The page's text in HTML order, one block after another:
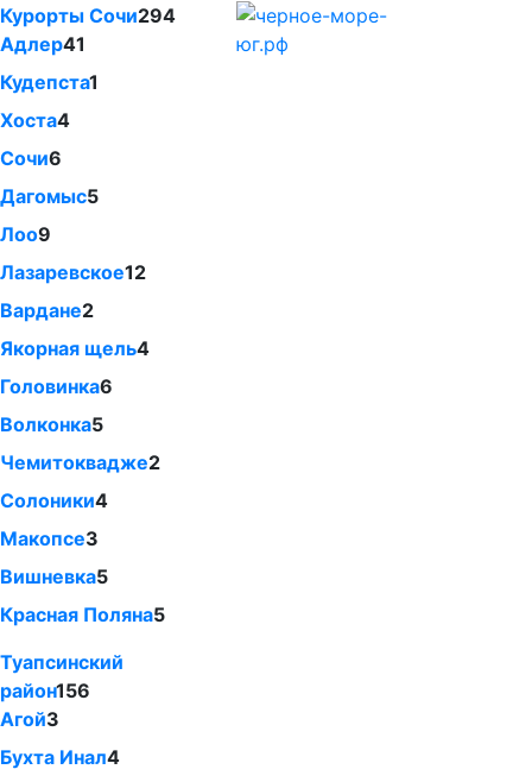
Курорты Сочи294
Адлер41
Кудепста1
Хоста4
Сочи6
Дагомыс5
Лоо9
Лазаревское12
Вардане2
Якорная щель4
Головинка6
Волконка5
Чемитоквадже2
Солоники4
Макопсе3
Вишневка5
Красная Поляна5
Туапсинский
район156
Агой3
Бухта Инал4